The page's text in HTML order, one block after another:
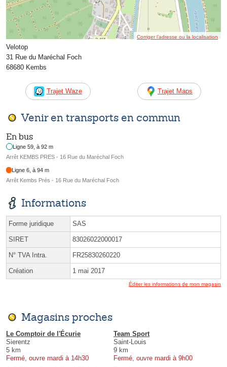
Corriger l’adresse ou la localisation
Velotop
31 Rue du Maréchal Foch
68680 Kembs
Trajet Waze Trajet Maps
Venir en transports en commun
En bus
Ligne 59, à 92 m
Arrêt KEMBS PRES - 16 Rue du Maréchal Foch
Ligne 6, à 94 m
Arrêt Kembs Prés - 16 Rue du Maréchal Foch
Informations
Forme juridique SAS
SIRET 83026022000017
N° TVA Intra. FR25830260220
Création 1 mai 2017
Éditer les informations de mon magasin
Magasins proches
Le Comptoir de l'Écurie
Sierentz
5 km
Fermé, ouvre mardi à 14h30
Team Sport
Saint-Louis
9 km
Fermé, ouvre mardi à 9h00